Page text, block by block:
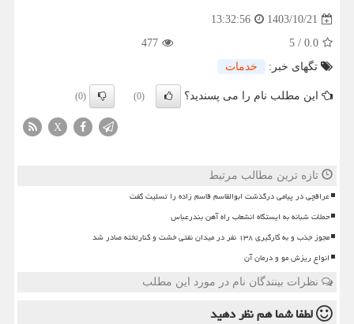
1403/10/21
13:32:56
0.0
/
5
477
تگهای خبر:
خدمات
این مطلب نام را می پسندید؟ (0)
(0)
X
تازه ترین مطالب مرتبط
عراقچی در پیامی درگذشت ابوالقاسم قاسم زاده را تسلیت گفت
حملات شبانه به ایستگاه انشعاب راه آهن بندرعباس
مجوز جذب و به کارگیری ۱۳۸ نفر در میدان نفتی خشت و کنارتخته صادر شد
انواع ریزش مو و درمان آن
نظرات بینندگان نام در مورد این مطلب
لطفا شما همنظر دهید